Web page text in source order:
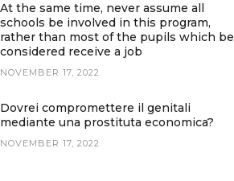
At the same time, never assume all
schools be involved in this program,
rather than most of the pupils which be
considered receive a job
NOVEMBER 17, 2022
Dovrei compromettere il genitali
mediante una prostituta economica?
NOVEMBER 17, 2022